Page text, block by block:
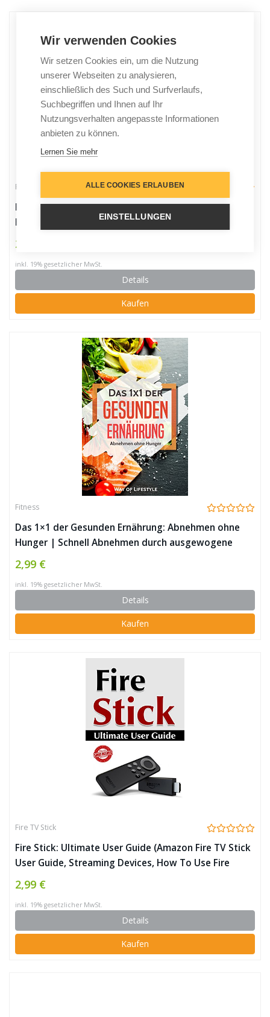
Fire TV Stick
Fire TV, Fire TV 4K und Fire TV Stick – das inoffizielle
Handbuch. Anleitung, Tipps, Tricks
2,99 €
inkl. 19% gesetzlicher MwSt.
Details
Kaufen
Fitness
Das 1×1 der Gesunden Ernährung: Abnehmen ohne
Hunger | Schnell Abnehmen durch ausgewogene
Ernährung (Gesund Essen, Diät, Keto, Paleo, Low-
Carb, flacher Bauch, Vegan, Sport, Fett verbrennen)
2,99 €
inkl. 19% gesetzlicher MwSt.
Details
Kaufen
Fire TV Stick
Fire Stick: Ultimate User Guide (Amazon Fire TV Stick
User Guide, Streaming Devices, How To Use Fire
Stick, Amazon Echo, Unlimited) (English Edition)
2,99 €
inkl. 19% gesetzlicher MwSt.
Details
Kaufen
Wir verwenden Cookies
Wir setzen Cookies ein, um die Nutzung
unserer Webseiten zu analysieren,
einschließlich des Such und Surfverlaufs,
Suchbegriffen und Ihnen auf Ihr
Nutzungsverhalten angepasste Informationen
anbieten zu können.
Lernen Sie mehr
ALLE COOKIES ERLAUBEN
EINSTELLUNGEN